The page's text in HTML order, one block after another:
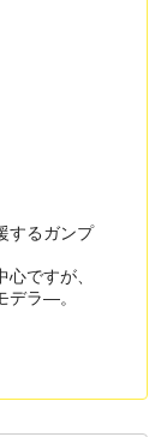
するガンプ
ですが、
デラ―。